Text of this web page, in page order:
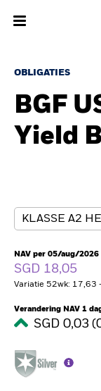
Over Ons
Producten
Thema's
Particulieren
Nederland
iShares
OBLIGATIES
BGF
Yield
NAV per 05/aug/2026
SGD 18,05
Variatie 52wk: 17,63
Verandering NAV 1
SGD 0,03